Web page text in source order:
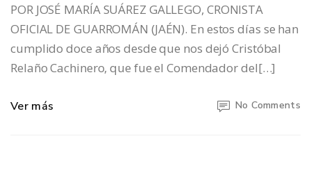
POR JOSÉ MARÍA SUÁREZ GALLEGO, CRONISTA
OFICIAL DE GUARROMÁN (JAÉN). En estos días se han
cumplido doce años desde que nos dejó Cristóbal
Relaño Cachinero, que fue el Comendador del[…]
Ver más No Comments